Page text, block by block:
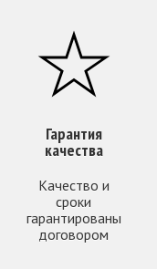
Гарантия
качества
Качество и
сроки
гарантированы
договором